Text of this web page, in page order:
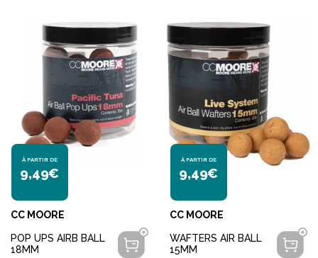
À PARTIR DE
9,49€
CC MOORE
POP UPS AIRB BALL
18MM
À PARTIR DE
9,49€
CC MOORE
WAFTERS AIR BALL
15MM